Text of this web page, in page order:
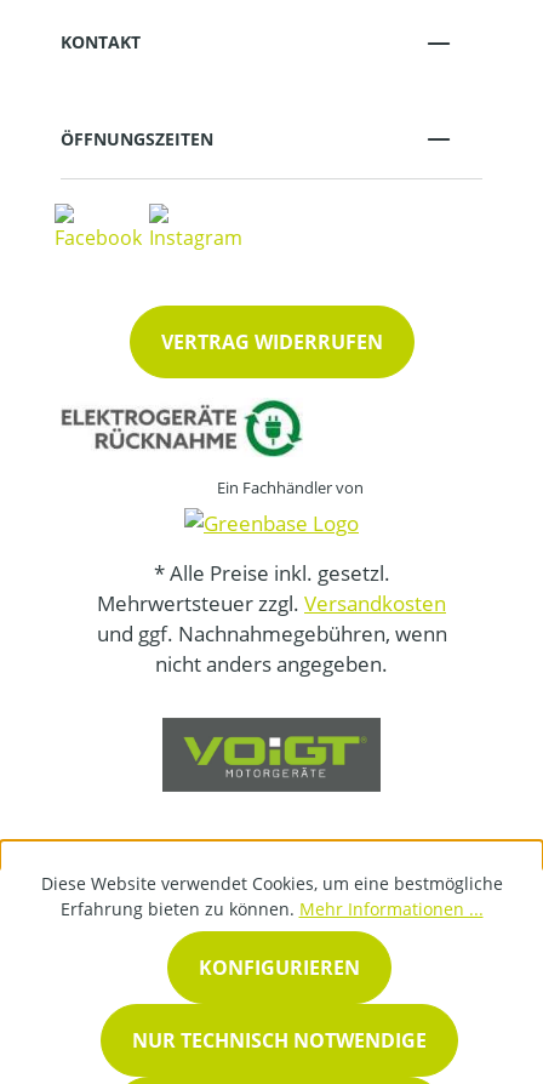
KONTAKT
ÖFFNUNGSZEITEN
VERTRAG WIDERRUFEN
Ein Fachhändler von
* Alle Preise inkl. gesetzl.
Mehrwertsteuer zzgl. Versandkosten
und ggf. Nachnahmegebühren, wenn
nicht anders angegeben.
Diese Website verwendet Cookies, um eine bestmögliche
Erfahrung bieten zu können. Mehr Informationen ...
NUR TECHNISCH NOTWENDIGE
KONFIGURIEREN